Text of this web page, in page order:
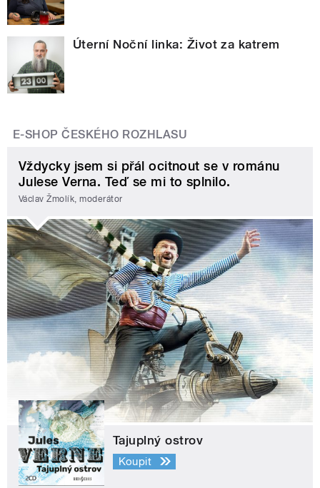
Úterní Noční linka: Život za katrem
E-SHOP ČESKÉHO ROZHLASU
Vždycky jsem si přál ocitnout se v románu
Julese Verna. Teď se mi to splnilo.
Václav Žmolík, moderátor
Tajuplný ostrov
Koupit